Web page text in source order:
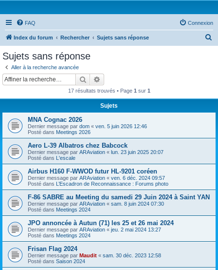
FAQ Connexion
Index du forum Rechercher Sujets sans réponse
Sujets sans réponse
Aller à la recherche avancée
Rechercher
17 résultats trouvés • Page 1 sur 1
Sujets
MNA Cognac 2026
Dernier message par dom « ven. 5 juin 2026 12:46
Posté dans Meetings 2026
Aero L-39 Albatros chez Babcock
Dernier message par ARAviation « lun. 23 juin 2025 20:07
Posté dans L'escale
Airbus H160 F-WWOD futur HL-9201 coréen
Dernier message par ARAviation « ven. 6 déc. 2024 09:57
Posté dans L’Escadron de Reconnaissance : Forums photo
F-86 SABRE au Meeting du samedi 29 Juin 2024 à Saint YAN
Dernier message par ARAviation « sam. 8 juin 2024 07:30
Posté dans Meetings 2024
JPO annoncée à Autun (71) les 25 et 26 mai 2024
Dernier message par ARAviation « jeu. 2 mai 2024 13:27
Posté dans Meetings 2024
Frisan Flag 2024
Dernier message par Maudit « sam. 30 déc. 2023 12:58
Posté dans Saison 2024